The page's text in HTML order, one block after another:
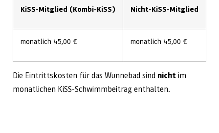
KiSS-Mitglied (Kombi-KiSS) Nicht-KiSS-Mitglied
monatlich 45,00 € monatlich 45,00 €
Die Eintrittskosten für das Wunnebad sind nicht im
monatlichen KiSS-Schwimmbeitrag enthalten.